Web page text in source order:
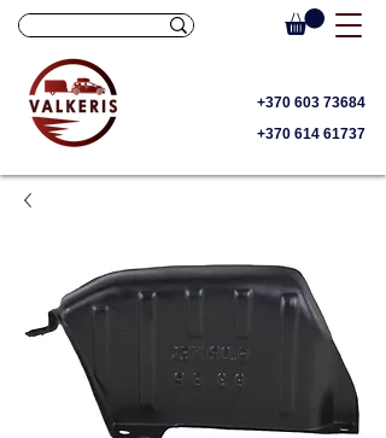
+370 603 73684
+370 614 61737